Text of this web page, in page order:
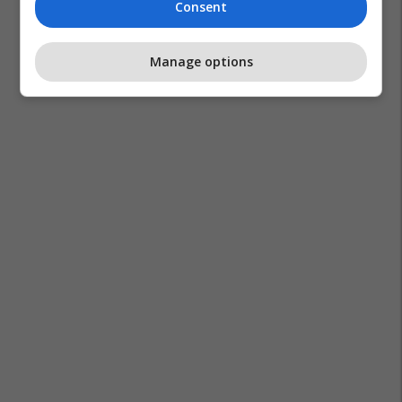
Consent
Manage options